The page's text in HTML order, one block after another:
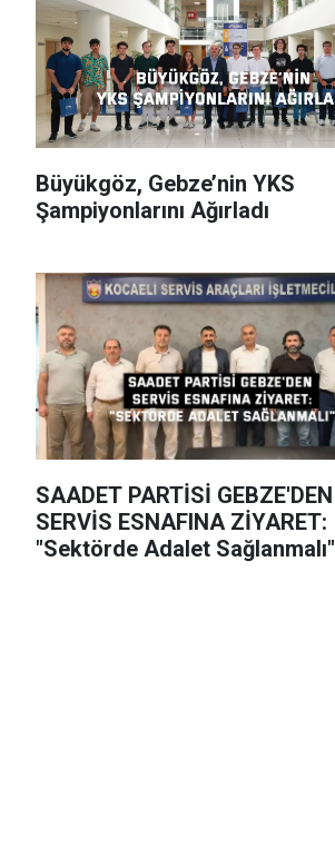
Büyükgöz, Gebze’nin YKS
Şampiyonlarını Ağırladı
SAADET PARTİSİ GEBZE'DEN
SERVİS ESNAFINA ZİYARET:
"Sektörde Adalet Sağlanmalı"